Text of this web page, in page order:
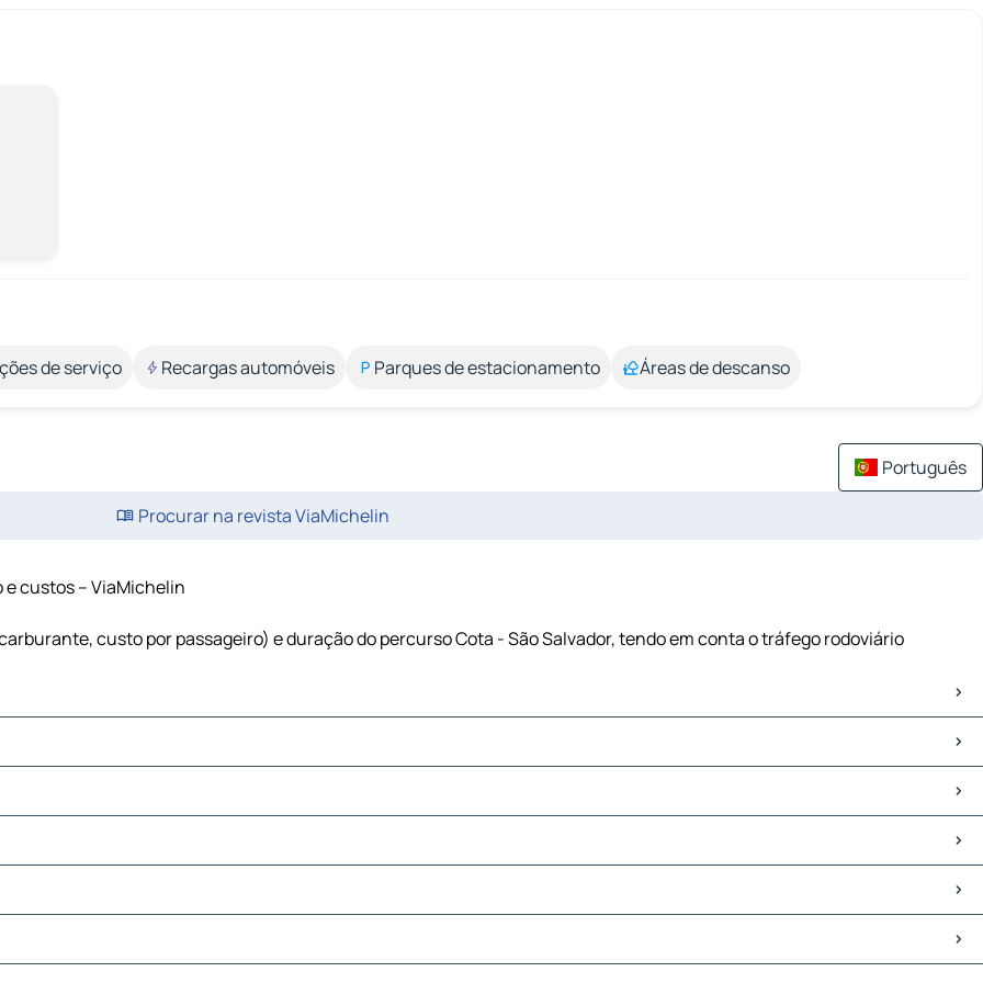
de serviço Recargas automóveis Parques de estacionamento Áreas de descanso
Português
Procurar na revista ViaMichelin
custos – ViaMichelin
custo por passageiro) e duração do percurso Cota - São Salvador, tendo em conta o tráfego rodoviário